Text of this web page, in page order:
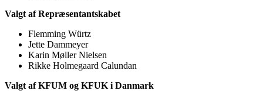
Valgt af Repræsentantskabet
Flemming Würtz
Jette Dammeyer
Karin Møller Nielsen
Rikke Holmegaard Calundan
Valgt af KFUM og KFUK i Danmark